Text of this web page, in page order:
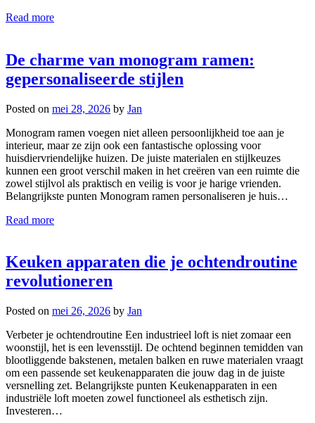
Read more
De charme van monogram ramen:
gepersonaliseerde stijlen
Posted on mei 28, 2026 by Jan
Monogram ramen voegen niet alleen persoonlijkheid toe aan je
interieur, maar ze zijn ook een fantastische oplossing voor
huisdiervriendelijke huizen. De juiste materialen en stijlkeuzes
kunnen een groot verschil maken in het creëren van een ruimte die
zowel stijlvol als praktisch en veilig is voor je harige vrienden.
Belangrijkste punten Monogram ramen personaliseren je huis…
Read more
Keuken apparaten die je ochtendroutine
revolutioneren
Posted on mei 26, 2026 by Jan
Verbeter je ochtendroutine Een industrieel loft is niet zomaar een
woonstijl, het is een levensstijl. De ochtend beginnen temidden van
blootliggende bakstenen, metalen balken en ruwe materialen vraagt
om een passende set keukenapparaten die jouw dag in de juiste
versnelling zet. Belangrijkste punten Keukenapparaten in een
industriële loft moeten zowel functioneel als esthetisch zijn.
Investeren…